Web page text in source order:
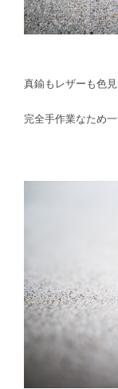
真鍮もレザーも色
完全手作業なため